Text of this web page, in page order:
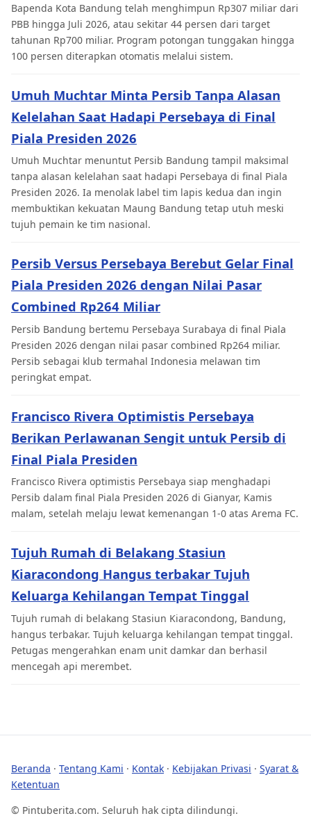
Bapenda Kota Bandung telah menghimpun Rp307 miliar dari
PBB hingga Juli 2026, atau sekitar 44 persen dari target
tahunan Rp700 miliar. Program potongan tunggakan hingga
100 persen diterapkan otomatis melalui sistem.
Umuh Muchtar Minta Persib Tanpa Alasan
Kelelahan Saat Hadapi Persebaya di Final
Piala Presiden 2026
Umuh Muchtar menuntut Persib Bandung tampil maksimal
tanpa alasan kelelahan saat hadapi Persebaya di final Piala
Presiden 2026. Ia menolak label tim lapis kedua dan ingin
membuktikan kekuatan Maung Bandung tetap utuh meski
tujuh pemain ke tim nasional.
Persib Versus Persebaya Berebut Gelar Final
Piala Presiden 2026 dengan Nilai Pasar
Combined Rp264 Miliar
Persib Bandung bertemu Persebaya Surabaya di final Piala
Presiden 2026 dengan nilai pasar combined Rp264 miliar.
Persib sebagai klub termahal Indonesia melawan tim
peringkat empat.
Francisco Rivera Optimistis Persebaya
Berikan Perlawanan Sengit untuk Persib di
Final Piala Presiden
Francisco Rivera optimistis Persebaya siap menghadapi
Persib dalam final Piala Presiden 2026 di Gianyar, Kamis
malam, setelah melaju lewat kemenangan 1-0 atas Arema FC.
Tujuh Rumah di Belakang Stasiun
Kiaracondong Hangus terbakar Tujuh
Keluarga Kehilangan Tempat Tinggal
Tujuh rumah di belakang Stasiun Kiaracondong, Bandung,
hangus terbakar. Tujuh keluarga kehilangan tempat tinggal.
Petugas mengerahkan enam unit damkar dan berhasil
mencegah api merembet.
Beranda · Tentang Kami · Kontak · Kebijakan Privasi · Syarat &
Ketentuan
© Pintuberita.com. Seluruh hak cipta dilindungi.